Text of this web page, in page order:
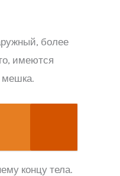
более
имеются
мешка.
концу тела.